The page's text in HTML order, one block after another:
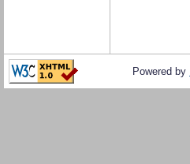
Powered by